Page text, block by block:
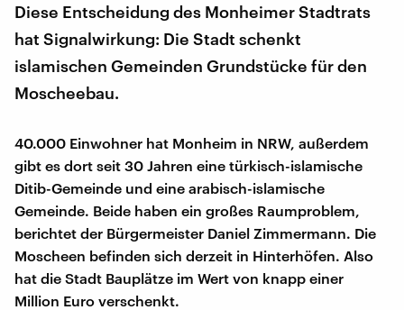
Diese Entscheidung des Monheimer Stadtrats
hat Signalwirkung: Die Stadt schenkt
islamischen Gemeinden Grundstücke für den
Moscheebau.
40.000 Einwohner hat Monheim in NRW, außerdem
gibt es dort seit 30 Jahren eine türkisch-islamische
Ditib-Gemeinde und eine arabisch-islamische
Gemeinde. Beide haben ein großes Raumproblem,
berichtet der Bürgermeister Daniel Zimmermann. Die
Moscheen befinden sich derzeit in Hinterhöfen. Also
hat die Stadt Bauplätze im Wert von knapp einer
Million Euro verschenkt.